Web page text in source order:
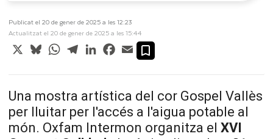
Publicat el 20 de gener de 2025 a les 12:23
Actualitzat el 20 de gener de 2025 a les 15:44
X BlueskyWhatsApp
TelegramLinkedInFacebook
Email
Una mostra artística del cor Gospel Vallès
per lluitar per l'accés a l'aigua potable al
món. Oxfam Intermon organitza elXVI